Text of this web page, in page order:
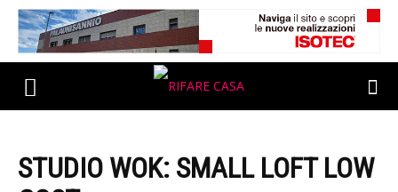
STUDIO WOK: SMALL LOFT LOW